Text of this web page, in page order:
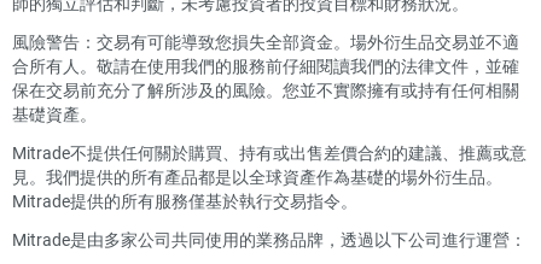
風險警告：交易有可能導致您損失全部資金。場外衍生品交易並不適
合所有人。敬請在使用我們的服務前仔細閱讀我們的法律文件，並確
保在交易前充分了解所涉及的風險。您並不實際擁有或持有任何相關
基礎資產。
Mitrade不提供任何關於購買、持有或出售差價合約的建議、推薦或意
見。我們提供的所有產品都是以全球資產作為基礎的場外衍生品。
Mitrade提供的所有服務僅基於執行交易指令。
Mitrade是由多家公司共同使用的業務品牌，透過以下公司進行運營：